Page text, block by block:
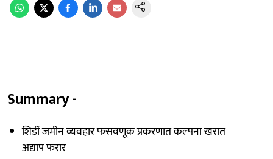
Summary -
शिर्डी जमीन व्यवहार फसवणूक प्रकरणात कल्पना खरात
अद्याप फरार